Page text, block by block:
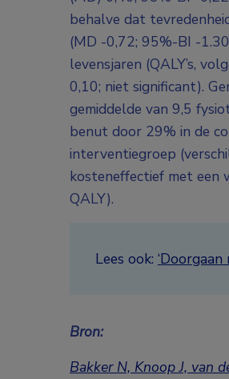
behalve dat
(MD -0,72; 95%-BI -
levensjaren (QALY’s,
0,10; niet significant).
gemiddelde van 9,5
benut door 29% in de
interventiegroep
kosteneffectief met een
QALY).
Lees ook:
Bron:
Bakker N, Knoop J, van